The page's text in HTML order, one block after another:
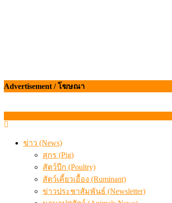
Advertisement / โฆษณา
ข่าว (News)
สุกร (Pig)
สัตว์ปีก (Poultry)
สัตว์เคี้ยวเอื้อง (Ruminant)
ข่าวประชาสัมพันธ์ (Newsletter)